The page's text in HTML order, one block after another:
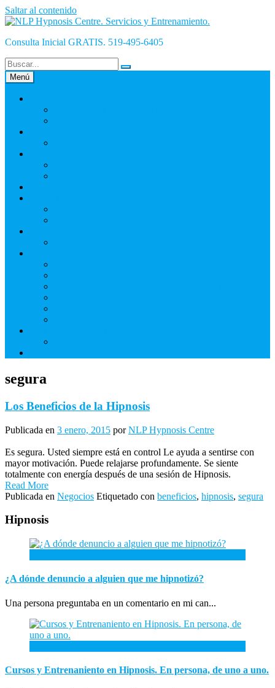
Saltar al contenido
Consulta Inicial GRATIS. 519-495-6405
Menú
segura
Los Beneficios de la Hipnosis
Publicada en 3 enero, 2015 porNLP Hypnosis Centre
Es segura. Usted siempre está en control Le ayuda a sentirse con
mayor motivación. Puede relajarse profundamente. Se siente
totalmente con energía después de una sesión de Hipnosis.
Read More
Publicada en Negocios Etiquetado con beneficios, hipnosis, segura
Hipnosis
¿A dónde denuncio a alguien que me hipnotizó?
Una persona preguntaba en un comentario en mi can...
Cursos y Entrenaniento en Hipnosis. En persona, de uno a uno.